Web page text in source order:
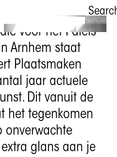
De Uitspraak
Sam Zanardo
voor het Paleis
Arnhem staat
Plaatsmaken
jaar actuele
Dit vanuit de
het tegenkomen
onverwachte
glans aan je